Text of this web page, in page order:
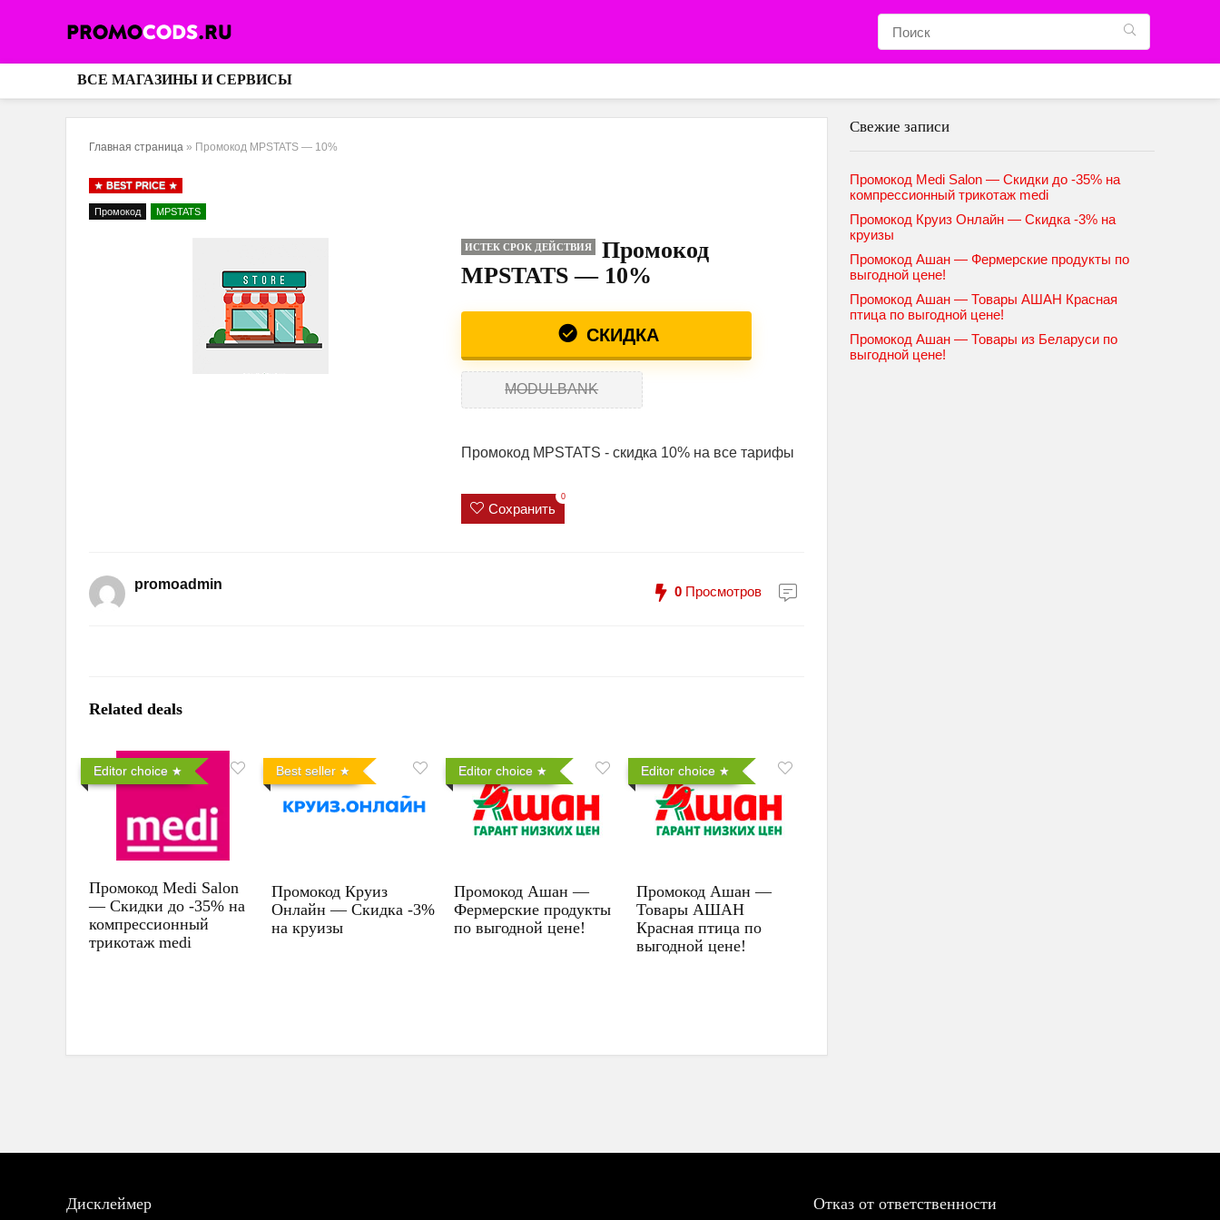
ВСЕ МАГАЗИНЫ И СЕРВИСЫ
Главная страница » Промокод MPSTATS — 10%
BEST PRICE
Промокод MPSTATS
ИСТЕК СРОК ДЕЙСТВИЯ
Промокод
MPSTATS — 10%
СКИДКА
MODULBANK
Промокод MPSTATS - скидка 10% на все тарифы
Сохранить
0
promoadmin 0 Просмотров
Related deals
Editor choice
Промокод Medi Salon
— Скидки до -35% на
компрессионный
трикотаж medi
Best seller
Промокод Круиз
Онлайн — Скидка -3%
на круизы
Editor choice
Промокод Ашан —
Фермерские продукты
по выгодной цене!
Editor choice
Промокод Ашан —
Товары АШАН
Красная птица по
выгодной цене!
Свежие записи
Промокод Medi Salon — Скидки до -35% на
компрессионный трикотаж medi
Промокод Круиз Онлайн — Скидка -3% на
круизы
Промокод Ашан — Фермерские продукты по
выгодной цене!
Промокод Ашан — Товары АШАН Красная
птица по выгодной цене!
Промокод Ашан — Товары из Беларуси по
выгодной цене!
Дисклеймер Отказ от ответственности